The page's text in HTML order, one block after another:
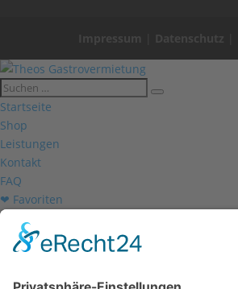
Impressum Datenschutz
Startseite
Shop
Leistungen
Kontakt
FAQ
❤ Favoriten
Mein Konto